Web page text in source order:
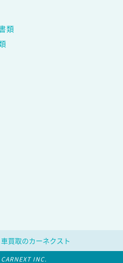
類
車買取のカーネクスト
INC.